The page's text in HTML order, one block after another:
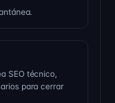
SEO técnico,
para cerrar